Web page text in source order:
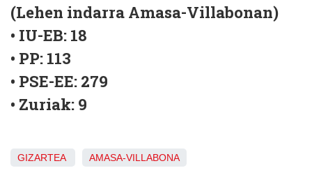
(Lehen indarra Amasa-Villabonan)
• IU-EB: 18
• PP: 113
• PSE-EE: 279
• Zuriak: 9
GIZARTEA AMASA-VILLABONA